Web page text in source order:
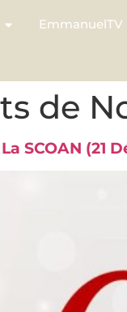
EmmanuelTV
de
SCOAN (21